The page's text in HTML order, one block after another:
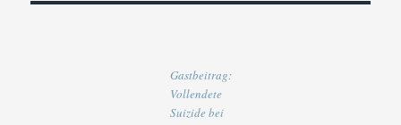
Gastbeitrag:
Vollendete
Suizide bei